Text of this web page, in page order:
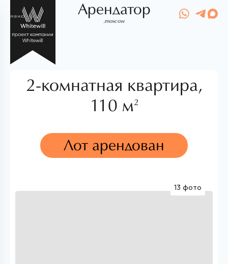
меню Арендатор
.moscow
2-комнатная квартира,
110 м2
Лот арендован
13 фото